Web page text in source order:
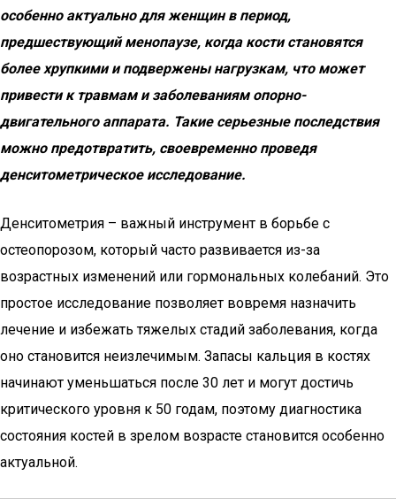
особенно актуально для женщин в период,
предшествующий менопаузе, когда кости становятся
более хрупкими и подвержены нагрузкам, что может
привести к травмам и заболеваниям опорно-
двигательного аппарата. Такие серьезные последствия
можно предотвратить, своевременно проведя
денситометрическое исследование.
Денситометрия – важный инструмент в борьбе с
остеопорозом, который часто развивается из-за
возрастных изменений или гормональных колебаний. Это
простое исследование позволяет вовремя назначить
лечение и избежать тяжелых стадий заболевания, когда
оно становится неизлечимым. Запасы кальция в костях
начинают уменьшаться после 30 лет и могут достичь
критического уровня к 50 годам, поэтому диагностика
состояния костей в зрелом возрасте становится особенно
актуальной.